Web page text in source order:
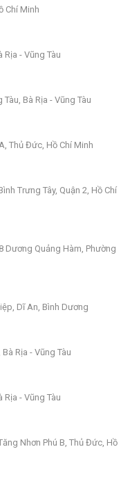
Chí Minh
Rịa - Vũng Tàu
Tàu, Bà Rịa - Vũng Tàu
Thủ Đức, Hồ Chí Minh
Trưng Tây, Quận 2, Hồ Chí
Dương Quảng Hàm, Phường
Dĩ An, Bình Dương
Rịa - Vũng Tàu
Rịa - Vũng Tàu
Nhơn Phú B, Thủ Đức, Hồ